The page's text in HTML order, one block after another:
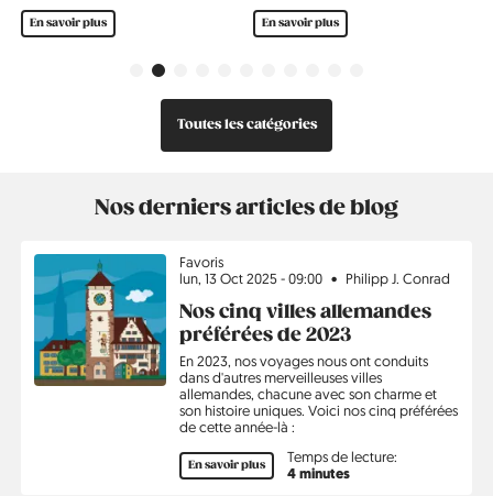
Toutes les catégories
Nos derniers articles de blog
Sujet
Favoris
lun, 13 Oct 2025 - 09:00
Philipp J. Conrad
Nos cinq villes allemandes
préférées de 2023
En 2023, nos voyages nous ont conduits
dans d'autres merveilleuses villes
allemandes, chacune avec son charme et
son histoire uniques. Voici nos cinq préférées
de cette année-là :
En savoir plus Temps de lecture:
4 minutes